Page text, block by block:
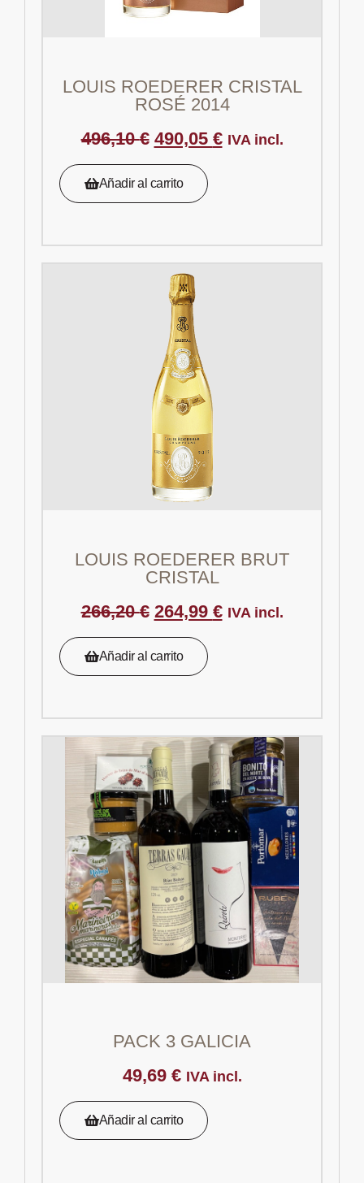
LOUIS ROEDERER CRISTAL
ROSÉ 2014
496,10€ 490,05 € IVA incl.
Añadir al carrito
LOUIS ROEDERER BRUT
CRISTAL
266,20€ 264,99 € IVA incl.
Añadir al carrito
PACK 3 GALICIA
49,69 € IVA incl.
Añadir al carrito